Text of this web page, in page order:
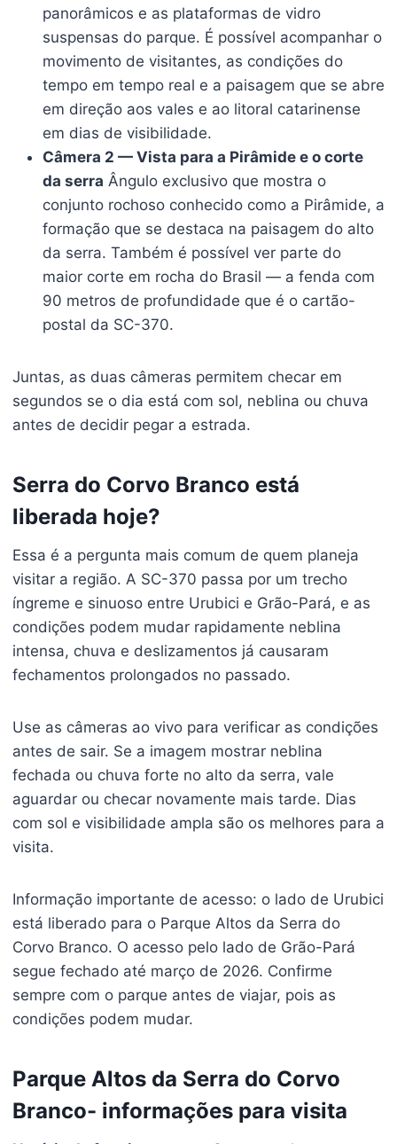
panorâmicos e as plataformas de vidro
suspensas do parque. É possível acompanhar o
movimento de visitantes, as condições do
tempo em tempo real e a paisagem que se abre
em direção aos vales e ao litoral catarinense
em dias de visibilidade.
Câmera 2 — Vista para a Pirâmide e o corte
da serra Ângulo exclusivo que mostra o
conjunto rochoso conhecido como a Pirâmide, a
formação que se destaca na paisagem do alto
da serra. Também é possível ver parte do
maior corte em rocha do Brasil — a fenda com
90 metros de profundidade que é o cartão-
postal da SC-370.
Juntas, as duas câmeras permitem checar em
segundos se o dia está com sol, neblina ou chuva
antes de decidir pegar a estrada.
Serra do Corvo Branco está
liberada hoje?
Essa é a pergunta mais comum de quem planeja
visitar a região. A SC-370 passa por um trecho
íngreme e sinuoso entre Urubici e Grão-Pará, e as
condições podem mudar rapidamente neblina
intensa, chuva e deslizamentos já causaram
fechamentos prolongados no passado.
Use as câmeras ao vivo para verificar as condições
antes de sair. Se a imagem mostrar neblina
fechada ou chuva forte no alto da serra, vale
aguardar ou checar novamente mais tarde. Dias
com sol e visibilidade ampla são os melhores para a
visita.
Informação importante de acesso: o lado de Urubici
está liberado para o Parque Altos da Serra do
Corvo Branco. O acesso pelo lado de Grão-Pará
segue fechado até março de 2026. Confirme
sempre com o parque antes de viajar, pois as
condições podem mudar.
Parque Altos da Serra do Corvo
Branco- informações para visita